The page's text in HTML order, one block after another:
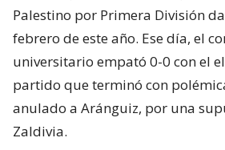
Palestino por Primera División
febrero de este año. Ese día, el
universitario empató 0-0 con el
partido que terminó con
anulado a Aránguiz, por una
Zaldivia.